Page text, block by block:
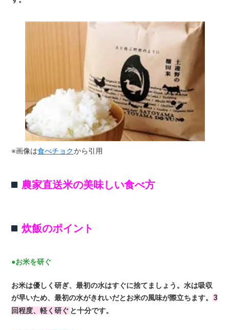
※画像は食べチョク から引用
農家直送米の美味しい食べ方
炊飯のポイント
●お米を研ぐ
お米は優しく研ぎ、最初の水はすぐに捨てましょう。水は吸収
が早いため、最初の水がきれいだとお米の風味が際立ちます。
3
回程度、軽く研ぐ と十分です。